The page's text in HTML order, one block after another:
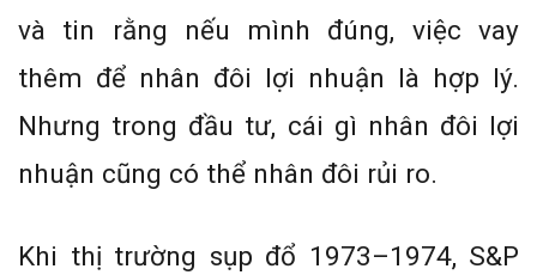
và tin rằng nếu mình đúng, việc vay
thêm để nhân đôi lợi nhuận là hợp lý.
Nhưng trong đầu tư, cái gì nhân đôi lợi
nhuận cũng có thể nhân đôi rủi ro.
Khi thị trường sụp đổ 1973–1974, S&P